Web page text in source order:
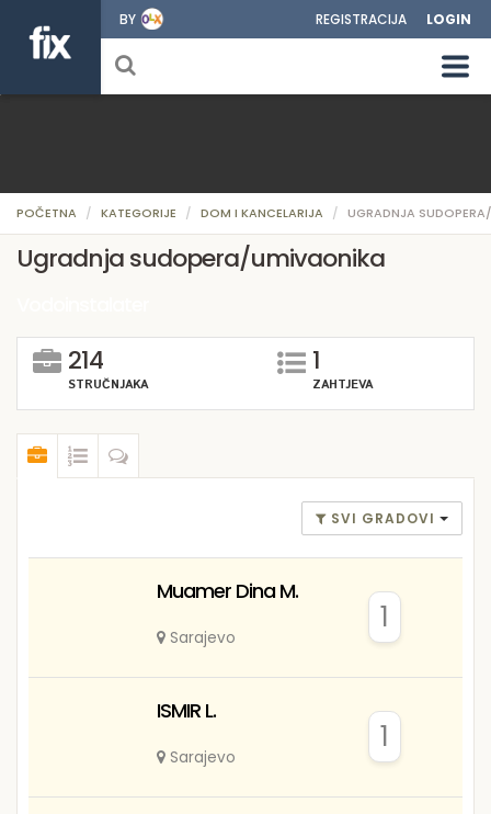
BY REGISTRACIJA LOGIN
POČETNA KATEGORIJE DOM I KANCELARIJA UGRADNJA
Ugradnja sudopera/umivaonika
214
STRUČNJAKA
1
ZAHTJEVA
SVI GRADOVI
Muamer Dina M.
Sarajevo
1
ISMIR L.
Sarajevo
1